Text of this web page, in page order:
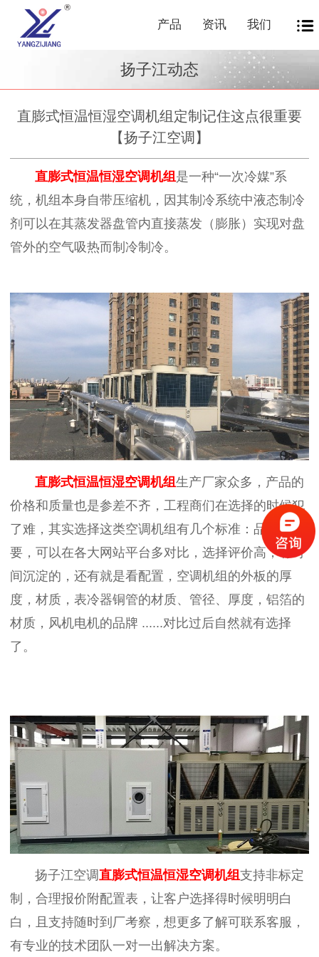
产品 资讯 我们
扬子江动态
直膨式恒温恒湿空调机组定制记住这点很重要
【扬子江空调】
直膨式恒温恒湿空调机组 是一种“一次冷媒”系
统，机组本身自带压缩机，因其制冷系统中液态制冷
剂可以在其蒸发器盘管内直接蒸发（膨胀）实现对盘
管外的空气吸热而制冷制冷。
直膨式恒温恒湿空调机组生产厂家众多，产品的
价格和质量也是参差不齐，工程商们在选择的时候犯
了难，其实选择这类空调机组有几个标准：品牌很重
要，可以在各大网站平台多对比，选择评价高，有时
间沉淀的，还有就是看配置，空调机组的外板的厚
度，材质，表冷器铜管的材质、管径、厚度，铝箔的
材质，风机电机的品牌 ......对比过后自然就有选择
了。
扬子江空调直膨式恒温恒湿空调机组 支持非标定
制，合理报价附配置表，让客户选择得时候明明白
白，且支持随时到厂考察，想更多了解可联系客服，
有专业的技术团队一对一出解决方案。